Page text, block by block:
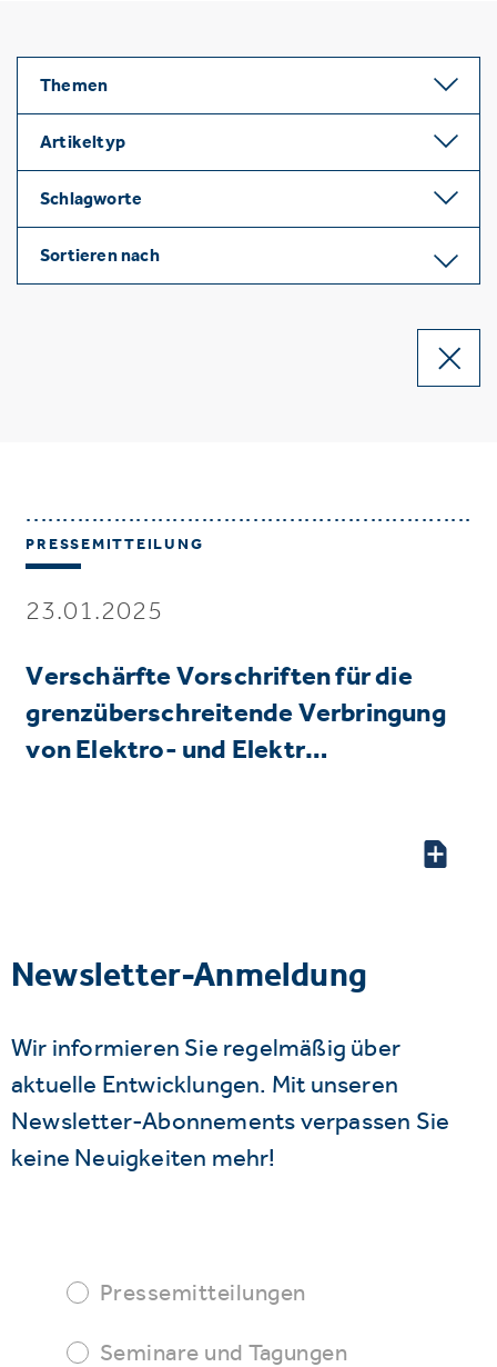
Themen
Artikeltyp
Schlagworte
Sortieren nach
PRESSEMITTEILUNG
23.01.2025
Verschärfte Vorschriften für die
grenzüberschreitende Verbringung
von Elektro- und Elektr…
Newsletter-Anmeldung
Wir informieren Sie regelmäßig über
aktuelle Entwicklungen. Mit unseren
Newsletter-Abonnements verpassen Sie
keine Neuigkeiten mehr!
Pressemitteilungen
Seminare und Tagungen